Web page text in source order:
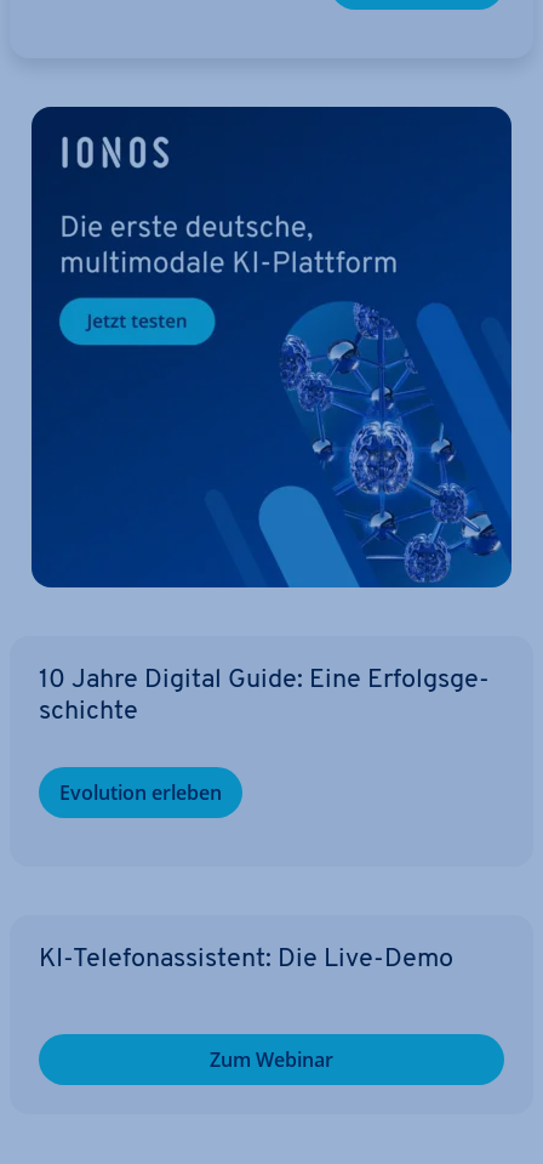
10 Jahre Digital Guide: Eine Er­folgs­ge­
schich­te
Evolution erleben
KI-Te­le­fon­as­sis­tent: Die Live-Demo
Zum Webinar